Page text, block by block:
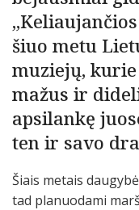
šiuo metu
muziejų,
mažus ir
apsilankę
ten ir savo
Šiais metais
tad planuodami